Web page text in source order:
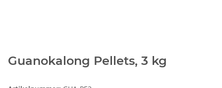
Guanokalong Pellets, 3 kg